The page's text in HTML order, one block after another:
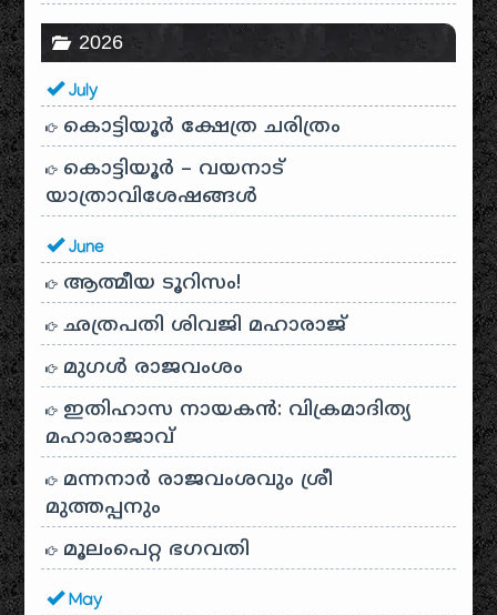
2026
July
കൊട്ടിയൂർ ക്ഷേത്ര ചരിത്രം
കൊട്ടിയൂർ – വയനാട്
യാത്രാവിശേഷങ്ങൾ
June
ആത്മീയ ടൂറിസം!
ഛത്രപതി ശിവജി മഹാരാജ്
മുഗൾ രാജവംശം
ഇതിഹാസ നായകൻ: വിക്രമാദിത്യ
മഹാരാജാവ്
മന്നനാർ രാജവംശവും ശ്രീ
മുത്തപ്പനും
മൂലംപെറ്റ ഭഗവതി
May